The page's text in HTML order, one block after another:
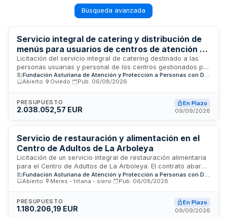
Búsqueda avanzada
Servicio integral de catering y distribución de
menús para usuarios de centros de atención y
alojamiento de la Fundación Asturiana de
Atención a Personas con Discapacidades
Licitación del servicio integral de catering destinado a las
personas usuarias y personal de los centros gestionados por
la Fundación Asturiana de Atención y Protección a Personas
con Discapacidades y/o Dependencias Medio Propio. El
distribución, emplatado y servicio de menús, así como la
recogida y gestión de residuos. Los alimentos serán de
adaptados a las necesidades nutricionales específicas de
los usuarios. Se prestará en múltiples centros con diferentes
modalidades de comidas: almuerzos, meriendas y pensión
completa.
Fundación Asturiana de Atención y Protección a Personas con Discapacidades y Dependencias (FASAD) M.P.
Abierto
Oviedo Pub. 06/08/2026
PRESUPUESTO
2.038.052,57 EUR
En Plazo
09/09/2026
Servicio de restauración y alimentación en el
Centro de Adultos de La Arboleya
Licitación de un servicio integral de restauración alimentaria
para el Centro de Adultos de La Arboleya. El contrato abarca
la elaboración, distribución y servicio de menús y dietas,
incluyendo el suministro de materias primas, menaje,
desinfección. La empresa adjudicataria será responsable de
la gestión completa del servicio de comedor, garantizando la
Abierto
Meres - tiñana - siero Pub. 06/08/2026
PRESUPUESTO
1.180.206,19 EUR
En Plazo
09/09/2026